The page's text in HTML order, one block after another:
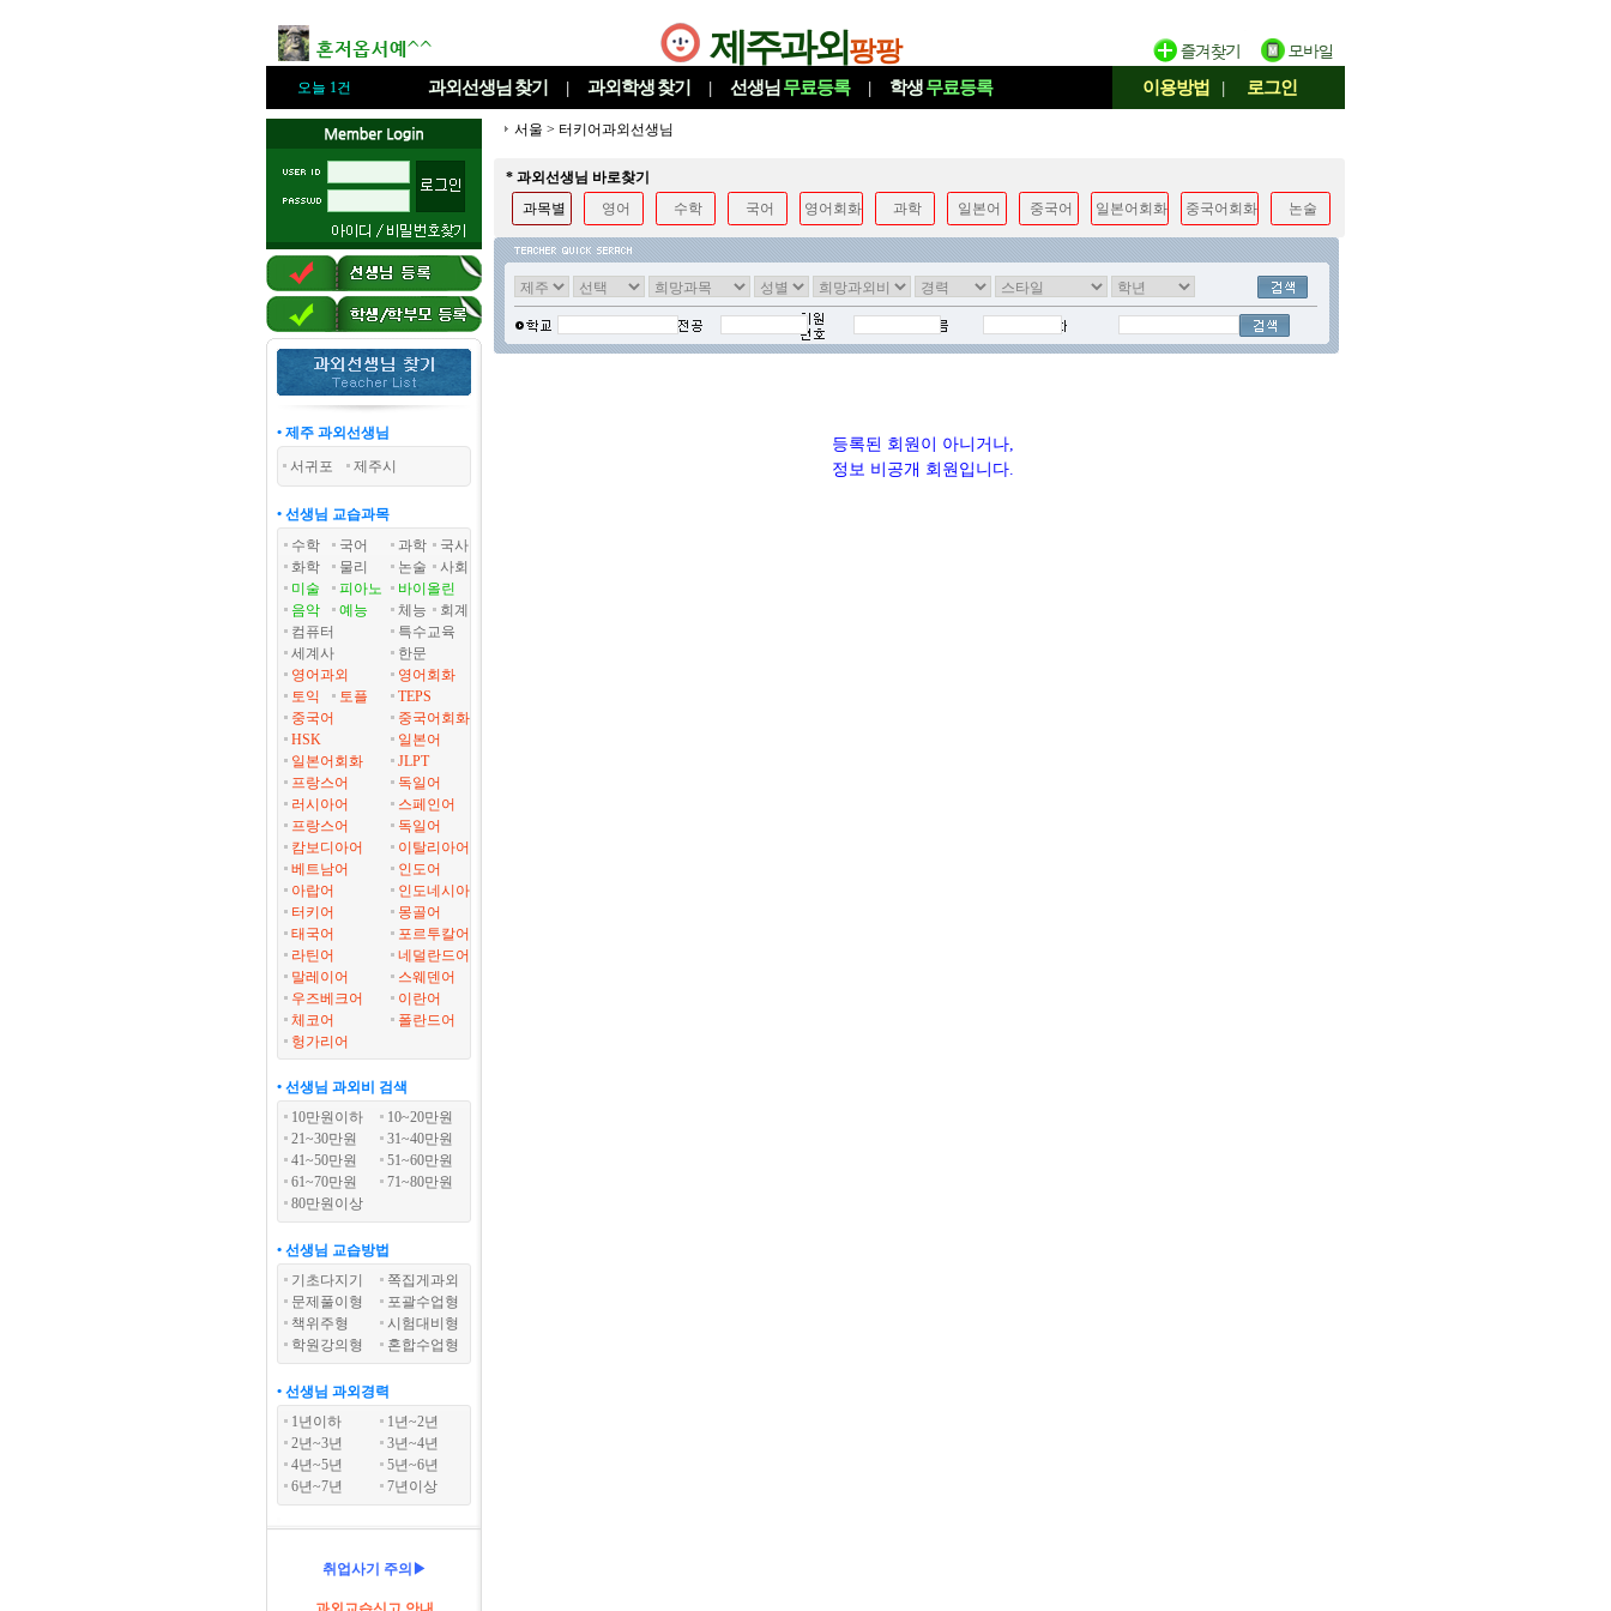
제주과외팡팡
오늘 1건 과외선생님 찾기 | 과외학생찾기 | 선생님 무료등록 | 학생무료등록 이용방법 | 로그인
• 제주 과외선생님
서귀포
제주시
• 선생님 교습과목
수학
국어 과학
국사
화학
물리 논술
사회
미술
피아노
바이올린
음악
예능 체능
회계
컴퓨터
특수교육
세계사
한문
영어과외
영어회화
토익
토플
TEPS
중국어
중국어회화
HSK
일본어
일본어회화
JLPT
프랑스어
독일어
러시아어
스페인어
프랑스어
독일어
캄보디아어
이탈리아어
베트남어
인도어
아랍어
인도네시아
터키어
몽골어
태국어
포르투칼어
라틴어
네덜란드어
말레이어
스웨덴어
우즈베크어
이란어
체코어
폴란드어
헝가리어
• 선생님 과외비 검색
10만원이하
10~20만원
21~30만원
31~40만원
41~50만원
51~60만원
61~70만원
71~80만원
80만원이상
• 선생님 교습방법
기초다지기
쪽집게과외
문제풀이형
포괄수업형
책위주형
시험대비형
학원강의형
혼합수업형
• 선생님 과외경력
1년이하
1년~2년
2년~3년
3년~4년
4년~5년
5년~6년
6년~7년
7년이상
취업사기 주의▶
서울 > 터키어과외선생님
* 과외선생님 바로찾기
과목별
영어 수학 국어 영어회화 과학 일본어 중국어 일본어회화 중국어회화 논술
등록된 회원이 아니거나,
정보 비공개 회원입니다.